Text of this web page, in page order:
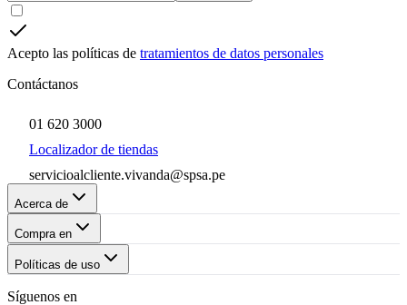
Acepto las políticas de tratamientos de datos personales
Contáctanos
01 620 3000
Localizador de tiendas
servicioalcliente.vivanda@spsa.pe
Acerca de
Compra en
Políticas de uso
Síguenos en